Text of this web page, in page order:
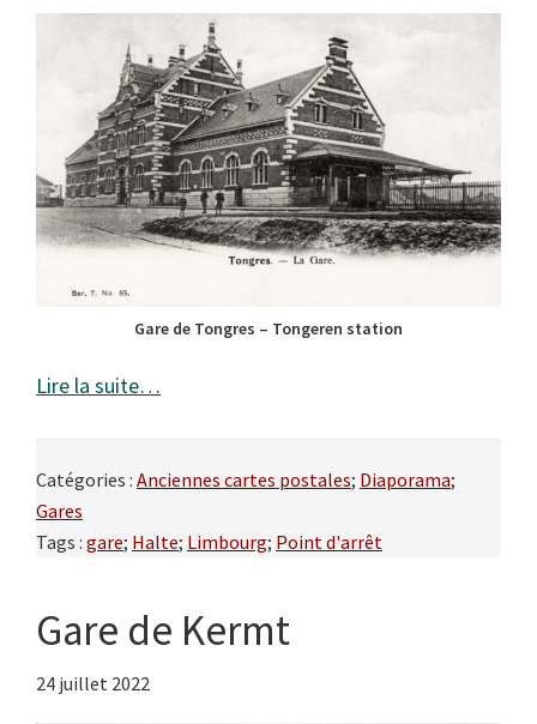
Gare de Tongres – Tongeren station
Lire la suite…
Catégories : Anciennes cartes postales; Diaporama;
Gares
Tags : gare; Halte; Limbourg; Point d'arrêt
Gare de Kermt
24 juillet 2022